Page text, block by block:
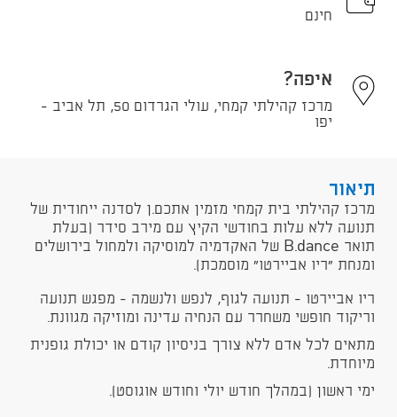
חינם
איפה?
מרכז קהילתי קמחי, עולי הגרדום 50, תל אביב -
יפו
תיאור
מרכז קהילתי בית קמחי מזמין אתכם.ן לסדנה ייחודית של
תנועה ללא עלות בחודשי הקיץ עם מירב סידר (בעלת
תואר B.dance של האקדמיה למוסיקה ולמחול בירושלים
ומנחת "ריו אביירטו" מוסמכת).
ריו אביירטו - תנועה לגוף, לנפש ולנשמה - מפגש תנועה
וריקוד חופשי משחרר עם הנחיה עדינה ומוזיקה מגוונת.
מתאים לכל אדם ללא צורך בניסיון קודם או יכולת גופנית
מיוחדת.
ימי ראשון (במהלך חודש יולי וחודש אוגוסט).